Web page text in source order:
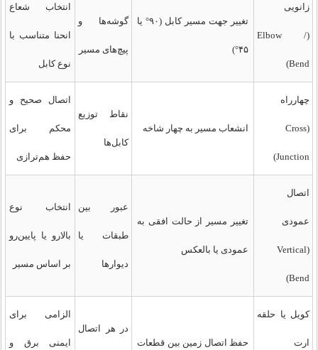
زانویی
(Elbow /
Bend)
تغییر جهت مسیر کابل (۹۰° یا
۴۵°)
گوشه‌ها و
پیچ‌های مسیر
انتخاب شعاع
انحنا متناسب با
نوع کابل
چهارراه
(Cross
Junction)
انشعاب مسیر به چهار شاخه
نقاط توزیع
کابل‌ها
اتصال صحیح و
محکم برای
حفظ هم‌ترازی
اتصال
عمودی
(Vertical
Bend)
تغییر مسیر از حالت افقی به
عمودی یا بالعکس
عبور بین
طبقات یا
دیوارها
انتخاب نوع
بالا‌رو یا پایین‌رو
بر اساس مسیر
کویل یا حلقه
ارت حفظ اتصال زمین بین قطعات
در هر اتصال
الزامی برای
ایمنی برق و